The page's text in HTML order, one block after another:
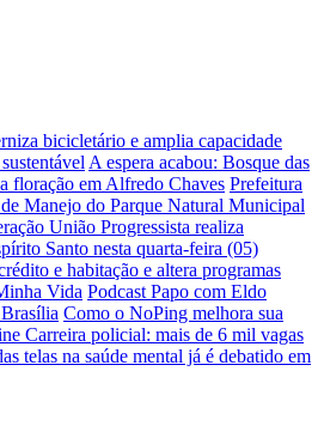
bicicletário e amplia capacidade
A espera acabou: Bosque das
floração em Alfredo Chaves Prefeitura
Manejo do Parque Natural Municipal
União Progressista realiza
Santo nesta quarta-feira (05)
e habitação e altera programas
Vida Podcast Papo com Eldo
Como o NoPing melhora sua
Carreira policial: mais de 6 mil vagas
telas na saúde mental já é debatido em